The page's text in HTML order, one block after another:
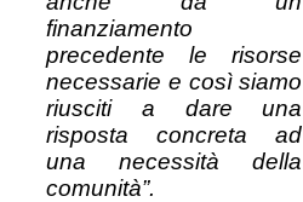
finanziamento
precedente le risorse
necessarie e così siamo
riusciti a dare una
risposta concreta ad
una necessità della
comunità”.